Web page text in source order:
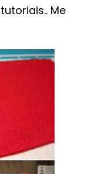
–
Me